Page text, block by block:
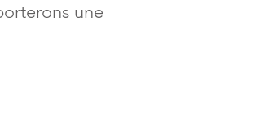
une